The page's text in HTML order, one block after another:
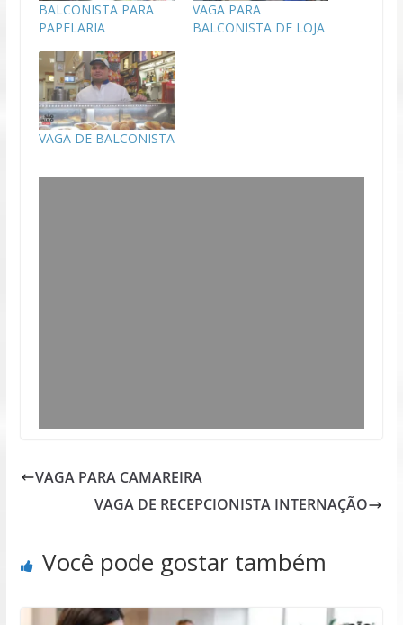
BALCONISTA PARA
PAPELARIA
VAGA PARA
BALCONISTA DE LOJA
VAGA DE BALCONISTA
VAGA PARA CAMAREIRA
VAGA DE RECEPCIONISTA INTERNAÇÃO
Você pode gostar também